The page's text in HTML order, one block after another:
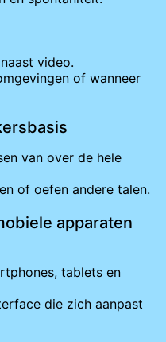
video.
of wanneer
van over de hele
of oefen andere talen.
apparaten
tablets en
die zich aanpast